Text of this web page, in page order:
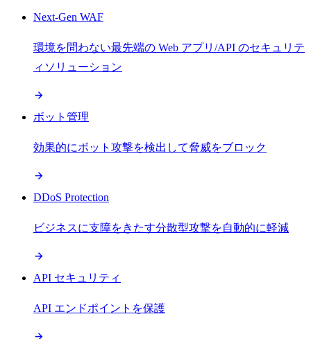
Next-Gen WAF
環境を問わない最先端の Web アプリ/API のセキュリテ
ィソリューション
ボット管理
効果的にボット攻撃を検出して脅威をブロック
DDoS Protection
ビジネスに支障をきたす分散型攻撃を自動的に軽減
API セキュリティ
API エンドポイントを保護